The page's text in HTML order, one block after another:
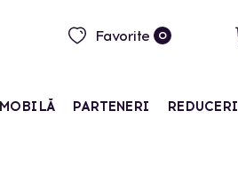
Favorite 0
MOBILĂ PARTENERI REDUCERI